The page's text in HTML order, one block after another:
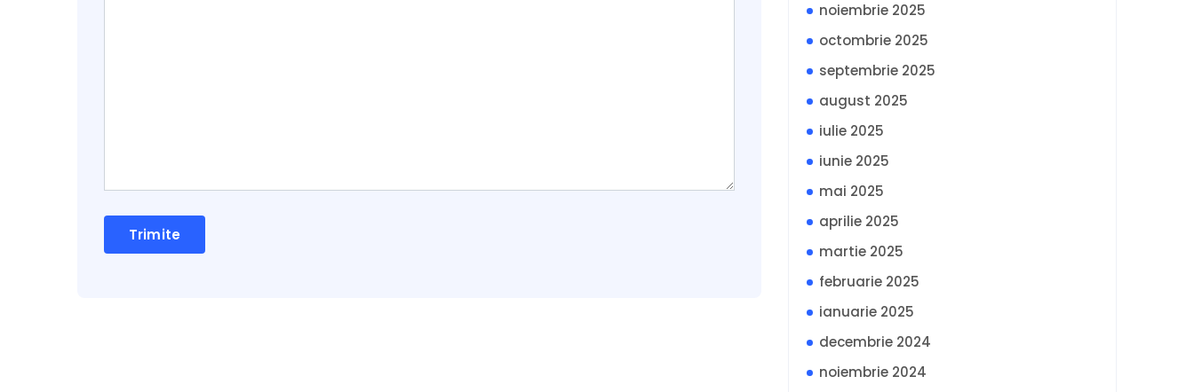
noiembrie 2025
octombrie 2025
septembrie 2025
august 2025
iulie 2025
iunie 2025
mai 2025
aprilie 2025
martie 2025
februarie 2025
ianuarie 2025
decembrie 2024
noiembrie 2024